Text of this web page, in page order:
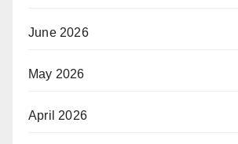
June 2026
May 2026
April 2026